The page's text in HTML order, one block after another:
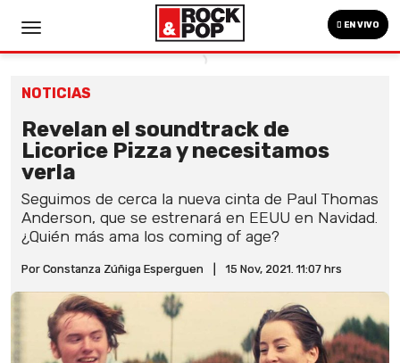
EN VIVO
NOTICIAS
Revelan el soundtrack de
Licorice Pizza y necesitamos
verla
Seguimos de cerca la nueva cinta de Paul Thomas
Anderson, que se estrenará en EEUU en Navidad.
¿Quién más ama los coming of age?
Por Constanza Zúñiga Esperguen 15 Nov, 2021. 11:07 hrs